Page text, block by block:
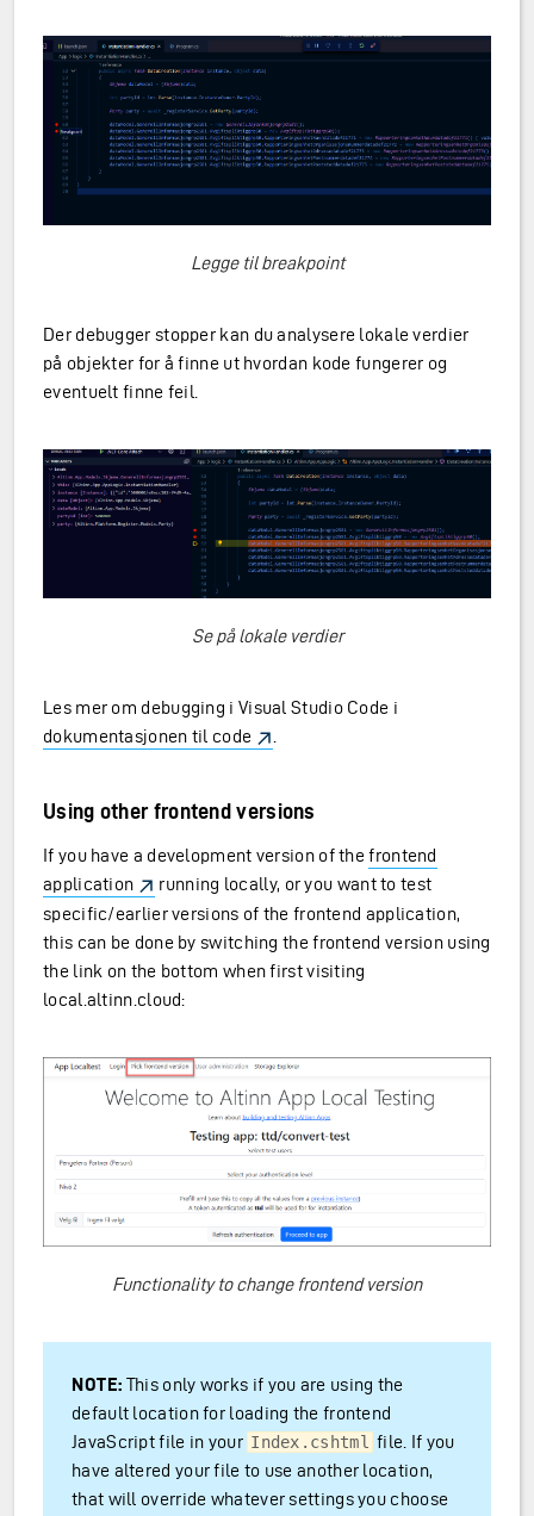
Legge til breakpoint
Der debugger stopper kan du analysere lokale verdier
på objekter for å finne ut hvordan kode fungerer og
eventuelt finne feil.
Se på lokale verdier
Les mer om debugging i Visual Studio Code i
dokumentasjonen til code
Using other frontend versions
If you have a development version of thefrontend
application
running locally, or you want to test
specific/earlier versions of the frontend application,
this can be done by switching the frontend version using
the link on the bottom when first visiting
local.altinn.cloud:
Functionality to change frontend version
NOTE: This only works if you are using the
default location for loading the frontend
JavaScript file in your Index.cshtml file. If you
have altered your file to use another location,
that will override whatever settings you choose